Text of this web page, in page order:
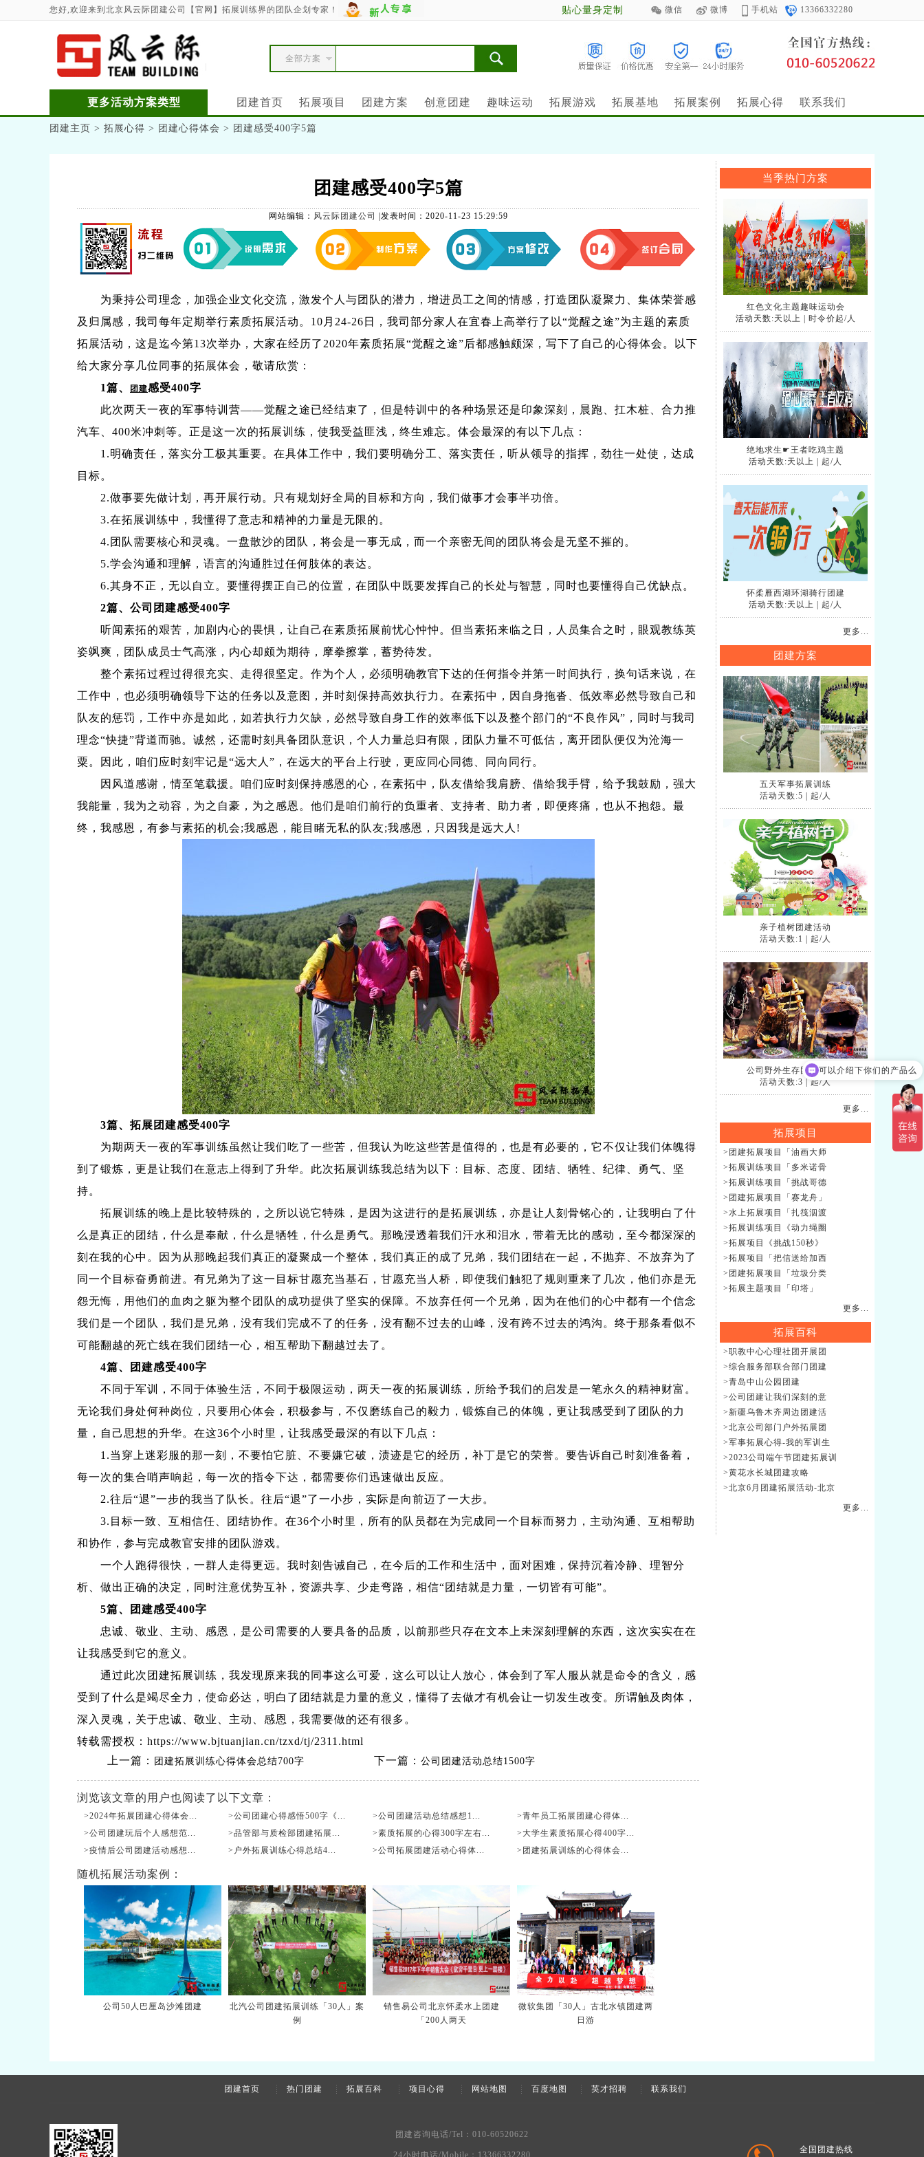
您好,欢迎来到北京风云际团建公司【官网】拓展训练界的团队企划专家！ 微信 微博 手机站 13366332280
贴心量身定制
全部方案
更多活动方案类型 团建首页 拓展项目 团建方案 创意团建 趣味运动 拓展游戏 拓展基地 拓展案例 拓展心得 联系我们
团建主页 > 拓展心得 > 团建心得体会 > 团建感受400字5篇
团建感受400字5篇
网站编辑： 风云际团建公司 发表时间：2020-11-23 15:29:59
为秉持公司理念，加强企业文化交流，激发个人与团队的潜力，增进员工之间的情感，打造团队凝聚力、集体荣誉感
及归属感，我司每年定期举行素质拓展活动。10月24-26日，我司部分家人在宜春上高举行了以“觉醒之途”为主题的素质
拓展活动，这是迄今第13次举办，大家在经历了2020年素质拓展“觉醒之途”后都感触颇深，写下了自己的心得体会。以下
给大家分享几位同事的拓展体会，敬请欣赏：
1篇、
团建感受400字
此次两天一夜的军事特训营——觉醒之途已经结束了，但是特训中的各种场景还是印象深刻，晨跑、扛木桩、合力推
汽车、400米冲刺等。正是这一次的拓展训练，使我受益匪浅，终生难忘。体会最深的有以下几点：
1.明确责任，落实分工极其重要。在具体工作中，我们要明确分工、落实责任，听从领导的指挥，劲往一处使，达成
目标。
2.做事要先做计划，再开展行动。只有规划好全局的目标和方向，我们做事才会事半功倍。
3.在拓展训练中，我懂得了意志和精神的力量是无限的。
4.团队需要核心和灵魂。一盘散沙的团队，将会是一事无成，而一个亲密无间的团队将会是无坚不摧的。
5.学会沟通和理解，语言的沟通胜过任何肢体的表达。
6.其身不正，无以自立。要懂得摆正自己的位置，在团队中既要发挥自己的长处与智慧，同时也要懂得自己优缺点。
2篇、公司团建感受400字
听闻素拓的艰苦，加剧内心的畏惧，让自己在素质拓展前忧心忡忡。但当素拓来临之日，人员集合之时，眼观教练英
姿飒爽，团队成员士气高涨，内心却颇为期待，摩拳擦掌，蓄势待发。
整个素拓过程过得很充实、走得很坚定。作为个人，必须明确教官下达的任何指令并第一时间执行，换句话来说，在
工作中，也必须明确领导下达的任务以及意图，并时刻保持高效执行力。在素拓中，因自身拖沓、低效率必然导致自己和
队友的惩罚，工作中亦是如此，如若执行力欠缺，必然导致自身工作的效率低下以及整个部门的“不良作风”，同时与我司
理念“快捷”背道而驰。诚然，还需时刻具备团队意识，个人力量总归有限，团队力量不可低估，离开团队便仅为沧海一
粟。因此，咱们应时刻牢记是“远大人”，在远大的平台上行驶，更应同心同德、同向同行。
因风道感谢，情至笔载援。咱们应时刻保持感恩的心，在素拓中，队友借给我肩膀、借给我手臂，给予我鼓励，强大
我能量，我为之动容，为之自豪，为之感恩。他们是咱们前行的负重者、支持者、助力者，即便疼痛，也从不抱怨。最
终，我感恩，有参与素拓的机会;我感恩，能目睹无私的队友;我感恩，只因我是远大人!
3篇、拓展团建感受400字
为期两天一夜的军事训练虽然让我们吃了一些苦，但我认为吃这些苦是值得的，也是有必要的，它不仅让我们体魄得
到了锻炼，更是让我们在意志上得到了升华。此次拓展训练我总结为以下：目标、态度、团结、牺牲、纪律、勇气、坚
持。
拓展训练的晚上是比较特殊的，之所以说它特殊，是因为这进行的是拓展训练，亦是让人刻骨铭心的，让我明白了什
么是真正的团结，什么是奉献，什么是牺牲，什么是勇气。那晚浸透着我们汗水和泪水，带着无比的感动，至今都深深的
刻在我的心中。因为从那晚起我们真正的凝聚成一个整体，我们真正的成了兄弟，我们团结在一起，不抛弃、不放弃为了
同一个目标奋勇前进。有兄弟为了这一目标甘愿充当基石，甘愿充当人桥，即使我们触犯了规则重来了几次，他们亦是无
怨无悔，用他们的血肉之躯为整个团队的成功提供了坚实的保障。不放弃任何一个兄弟，因为在他们的心中都有一个信念
我们是一个团队，我们是兄弟，没有我们完成不了的任务，没有翻不过去的山峰，没有跨不过去的鸿沟。终于那条看似不
可能翻越的死亡线在我们团结一心，相互帮助下翻越过去了。
4篇、团建感受400字
不同于军训，不同于体验生活，不同于极限运动，两天一夜的拓展训练，所给予我们的启发是一笔永久的精神财富。
无论我们身处何种岗位，只要用心体会，积极参与，不仅磨练自己的毅力，锻炼自己的体魄，更让我感受到了团队的力
量，自己思想的升华。在这36个小时里，让我感受最深的有以下几点：
1.当穿上迷彩服的那一刻，不要怕它脏、不要嫌它破，渍迹是它的经历，补丁是它的荣誉。要告诉自己时刻准备着，
每一次的集合哨声响起，每一次的指令下达，都需要你们迅速做出反应。
2.往后“退”一步的我当了队长。往后“退”了一小步，实际是向前迈了一大步。
3.目标一致、互相信任、团结协作。在36个小时里，所有的队员都在为完成同一个目标而努力，主动沟通、互相帮助
和协作，参与完成教官安排的团队游戏。
一个人跑得很快，一群人走得更远。我时刻告诫自己，在今后的工作和生活中，面对困难，保持沉着冷静、理智分
析、做出正确的决定，同时注意优势互补，资源共享、少走弯路，相信“团结就是力量，一切皆有可能”。
5篇、团建感受400字
忠诚、敬业、主动、感恩，是公司需要的人要具备的品质，以前那些只存在文本上未深刻理解的东西，这次实实在在
让我感受到它的意义。
通过此次团建拓展训练，我发现原来我的同事这么可爱，这么可以让人放心，体会到了军人服从就是命令的含义，感
受到了什么是竭尽全力，使命必达，明白了团结就是力量的意义，懂得了去做才有机会让一切发生改变。所谓触及肉体，
深入灵魂，关于忠诚、敬业、主动、感恩，我需要做的还有很多。
转载需授权：https://www.bjtuanjian.cn/tzxd/tj/2311.html
上一篇：
团建拓展训练心得体会总结700字 下一篇： 公司团建活动总结1500字
浏览该文章的用户也阅读了以下文章：
>2024年拓展团建心得体会... >公司团建心得感悟500字《... >公司团建活动总结感想1...
>青年员工拓展团建心得体...
>公司团建玩后个人感想范...
>品管部与质检部团建拓展... >素质拓展的心得300字左右...
>大学生素质拓展心得400字...
>疫情后公司团建活动感想...
>户外拓展训练心得总结4... >公司拓展团建活动心得体... >团建拓展训练的心得体会...
随机拓展活动案例：
公司50人巴厘岛沙滩团建
北汽公司团建拓展训练「30人」案
例
销售易公司北京怀柔水上团建
「200人两天
微软集团「30人」古北水镇团建两
日游
当季热门方案
红色文化主题趣味运动会
活动天数:天以上
时令价起/人
绝地求生☛王者吃鸡主题
活动天数:天以上
起/人
怀柔雁西湖环湖骑行团建
活动天数:天以上
起/人
更多...
团建方案
五天军事拓展训练
活动天数:5
起/人
亲子植树团建活动
活动天数:1
起/人
公司野外生存团建拓展活
活动天数:3
起/人
更多...
拓展项目
>团建拓展项目「油画大师
>拓展训练项目「多米诺骨
>拓展训练项目「挑战哥德
>团建拓展项目「赛龙舟」
>水上拓展项目「扎筏泅渡
>拓展训练项目《动力绳圈
>拓展项目《挑战150秒》
>拓展项目「把信送给加西
>团建拓展项目「垃圾分类
>拓展主题项目「印塔」
更多...
拓展百科
>职教中心心理社团开展团
>综合服务部联合部门团建
>青岛中山公园团建
>公司团建让我们深刻的意
>新疆乌鲁木齐周边团建活
>北京公司部门户外拓展团
>军事拓展心得-我的军训生
>2023公司端午节团建拓展训
>黄花水长城团建攻略
>北京6月团建拓展活动-北京
更多...
团建首页 热门团建 拓展百科 项目心得 网站地图 百度地图 英才招聘 联系我们
团建咨询电话/Tel：010-60520622
24小时电话/Mobile：13366332280
全国团建热线
可以介绍下你们的产品么